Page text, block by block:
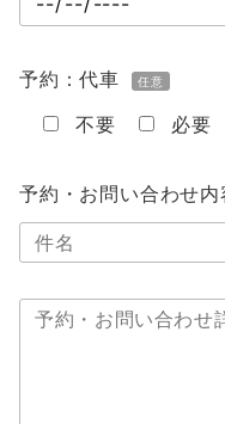
予約：代車 任意
不要 必要
予約・お問い合わせ内